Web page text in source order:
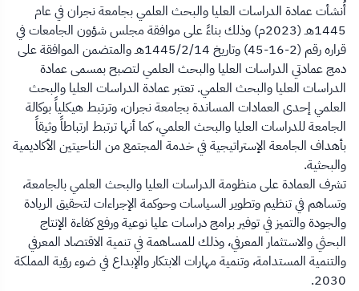
أُنشأت عمادة الدراسات العليا والبحث العلمي بجامعة نجران في عام
1445هـ (2023م) وذلك بناءً على موافقة مجلس شؤون الجامعات في
قراره رقم (2-16-45) وتاريخ 1445/2/14هـ والمتضمن الموافقة على
دمج عمادتي الدراسات العليا والبحث العلمي لتصبح بمسمى عمادة
الدراسات العليا والبحث العلمي. تعتبر عمادة الدراسات العليا والبحث
العلمي إحدى العمادات المساندة بجامعة نجران، وترتبط هيكلياً بوكالة
الجامعة للدراسات العليا والبحث العلمي، كما أنها ترتبط ارتباطاً وثيقاً
بأهداف الجامعة الإستراتيجية في خدمة المجتمع من الناحيتين الأكاديمية
والبحثية.
تشرف العمادة على منظومة الدراسات العليا والبحث العلمي بالجامعة،
وتساهم في تنظيم وتطوير السياسات وحوكمة الإجراءات لتحقيق الريادة
والجودة والتميز في توفير برامج دراسات عليا نوعية ورفع كفاءة الإنتاج
البحثي والاستثمار المعرفي، وذلك للمساهمة في تنمية الاقتصاد المعرفي
والتنمية المستدامة، وتنمية مهارات الابتكار والإبداع في ضوء رؤية المملكة
2030.